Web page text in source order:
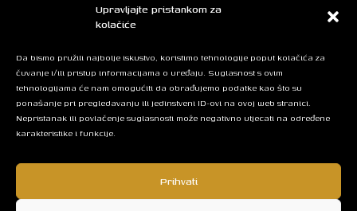
Upravljajte pristankom za
kolačiće
Da bismo pružili najbolje iskustvo, koristimo tehnologije poput kolačića za
čuvanje i/ili pristup informacijama o uređaju. Suglasnost s ovim
tehnologijama će nam omogućiti da obrađujemo podatke kao što su
ponašanje pri pregledavanju ili jedinstveni ID-ovi na ovoj web stranici.
Nepristanak ili povlačenje suglasnosti može negativno utjecati na određene
karakteristike i funkcije.
Prihvati
Temeljni kapital: 2.500,00 EUR, uplaćen u cijelosti
IBAN: HR0724020061101348572 - ERSTE & STEIERMÄRKISCHE BANK
Mob: + 385 95 525 5420
E-mail:info@automobilifm.hr